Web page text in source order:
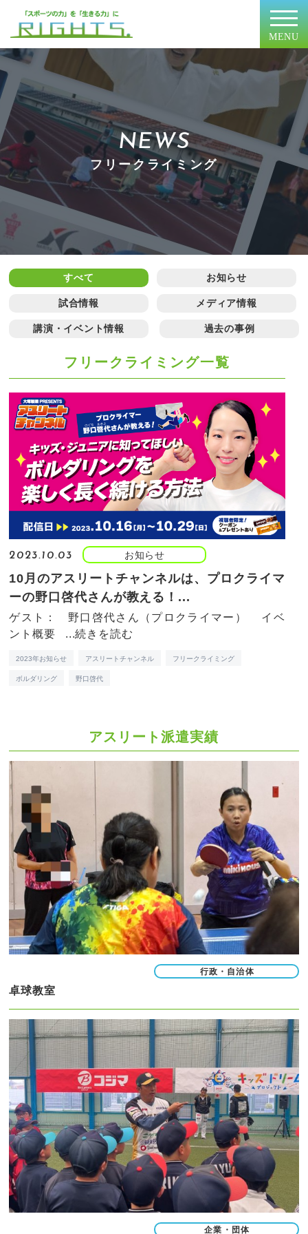
MENU
NEWS
フリークライミング
すべて お知らせ
試合情報 メディア情報
講演・イベント情報 過去の事例
フリークライミング一覧
2023.10.03 お知らせ
10月のアスリートチャンネルは、プロクライマ
ーの野口啓代さんが教える！...
ゲスト： 野口啓代さん（プロクライマー） イベ
ント概要 ...続きを読む
2023年お知らせ アスリートチャンネル フリークライミング
ボルダリング 野口啓代
アスリート派遣実績
行政・自治体
卓球教室
企業・団体